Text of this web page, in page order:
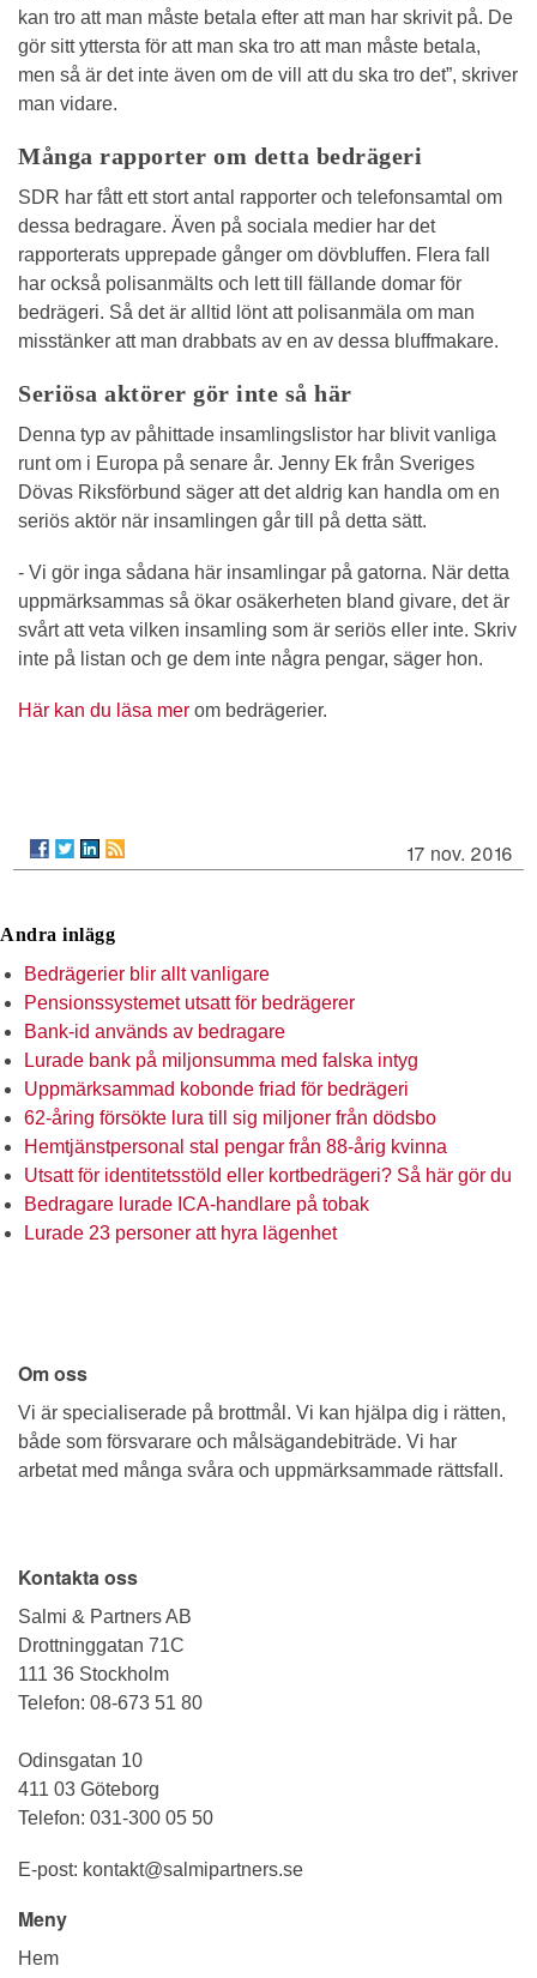
kan tro att man måste betala efter att man har skrivit på. De
gör sitt yttersta för att man ska tro att man måste betala,
men så är det inte även om de vill att du ska tro det”, skriver
man vidare.
Många rapporter om detta bedrägeri
SDR har fått ett stort antal rapporter och telefonsamtal om
dessa bedragare. Även på sociala medier har det
rapporterats upprepade gånger om dövbluffen. Flera fall
har också polisanmälts och lett till fällande domar för
bedrägeri. Så det är alltid lönt att polisanmäla om man
misstänker att man drabbats av en av dessa bluffmakare.
Seriösa aktörer gör inte så här
Denna typ av påhittade insamlingslistor har blivit vanliga
runt om i Europa på senare år. Jenny Ek från Sveriges
Dövas Riksförbund säger att det aldrig kan handla om en
seriös aktör när insamlingen går till på detta sätt.
- Vi gör inga sådana här insamlingar på gatorna. När detta
uppmärksammas så ökar osäkerheten bland givare, det är
svårt att veta vilken insamling som är seriös eller inte. Skriv
inte på listan och ge dem inte några pengar, säger hon.
Här kan du läsa mer om bedrägerier.
17 nov. 2016
Andra inlägg
Bedrägerier blir allt vanligare
Pensionssystemet utsatt för bedrägerer
Bank-id används av bedragare
Lurade bank på miljonsumma med falska intyg
Uppmärksammad kobonde friad för bedrägeri
62-åring försökte lura till sig miljoner från dödsbo
Hemtjänstpersonal stal pengar från 88-årig kvinna
Utsatt för identitetsstöld eller kortbedrägeri? Så här gör du
Bedragare lurade ICA-handlare på tobak
Lurade 23 personer att hyra lägenhet
Om oss
Vi är specialiserade på brottmål. Vi kan hjälpa dig i rätten,
både som försvarare och målsägandebiträde. Vi har
arbetat med många svåra och uppmärksammade rättsfall.
Kontakta oss
Salmi & Partners AB
Drottninggatan 71C
111 36 Stockholm
Telefon: 08-673 51 80
Odinsgatan 10
411 03 Göteborg
Telefon: 031-300 05 50
E-post: kontakt@salmipartners.se
Meny
Hem